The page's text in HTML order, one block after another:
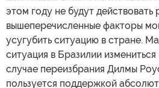
этом году не будут действовать
вышеперечисленные факторы
усугубить ситуацию в стране.
ситуация в Бразилии
случае переизбрания Дилмы
пользуется поддержкой